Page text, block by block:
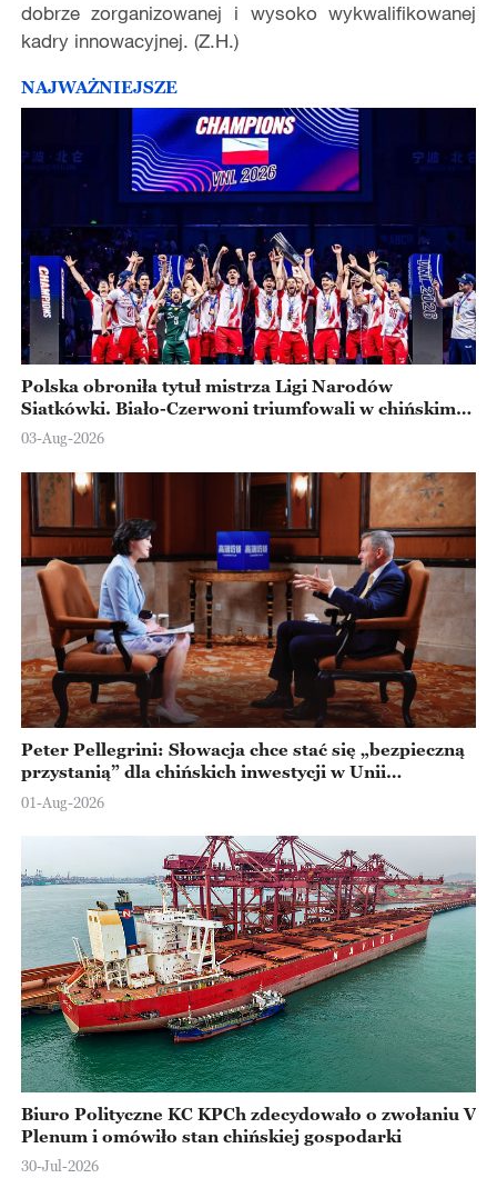
dobrze zorganizowanej i wysoko wykwalifikowanej
kadry innowacyjnej. (Z.H.)
NAJWAŻNIEJSZE
Polska obroniła tytuł mistrza Ligi Narodów
Siatkówki. Biało-Czerwoni triumfowali w chińskim
Ningbo
03-Aug-2026
Peter Pellegrini: Słowacja chce stać się „bezpieczną
przystanią” dla chińskich inwestycji w Unii
Europejskiej
01-Aug-2026
Biuro Polityczne KC KPCh zdecydowało o zwołaniu V
Plenum i omówiło stan chińskiej gospodarki
30-Jul-2026